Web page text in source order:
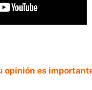
opinión es